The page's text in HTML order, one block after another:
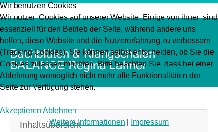
Inhaltsübersicht
Wir benutzen Cookies
Wir nutzen Cookies auf unserer Website. Einige von ihnen sind
essenziell für den Betrieb der Seite, während andere uns
helfen, diese Website und die Nutzererfahrung zu verbessern
(Tracking Cookies). Sie können selbst entscheiden, ob Sie die
Cookies zulassen möchten. Bitte beachten Sie, dass bei einer
Ablehnung womöglich nicht mehr alle Funktionalitäten der
Seite zur Verfügung stehen.
AkzeptierenAblehnen
Weitere Informationen
Impressum